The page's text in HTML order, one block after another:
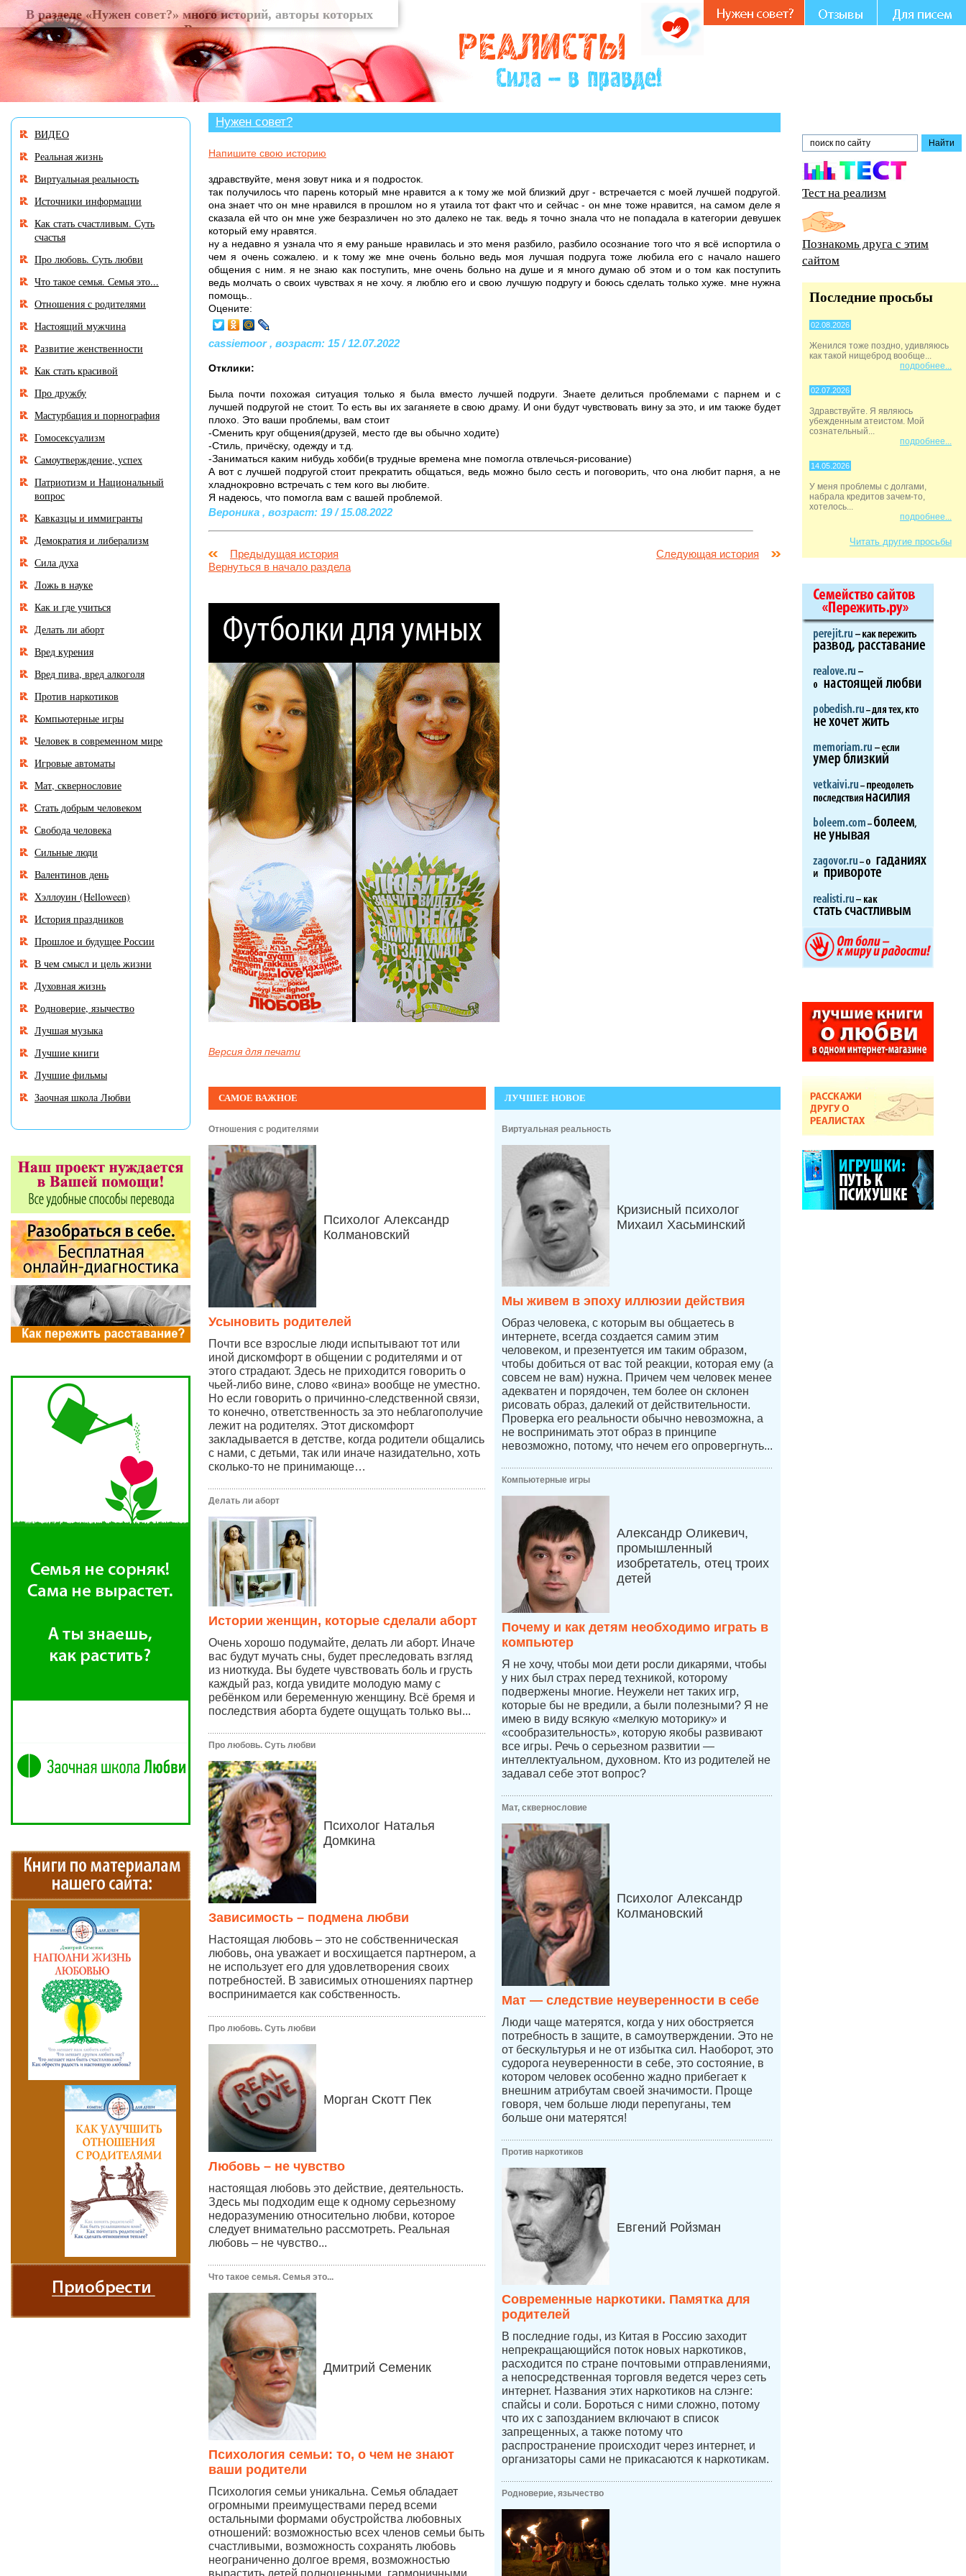
В разделе «Нужен совет?» много историй, авторы которых остро нуждаются в Вашем участии и совете.
Нужен совет?
Напишите свою историю
здравствуйте, меня зовут ника и я подросток.
так получилось что парень который мне нравится а к тому же мой близкий друг - встречается с моей лучшей подругой.
она знает что он мне нравился в прошлом но я утаила тот факт что и сейчас - он мне тоже нравится, на самом деле я
сказала ей что он мне уже безразличен но это далеко не так. ведь я точно знала что не попадала в категории девушек
который ему нравятся.
ну а недавно я узнала что я ему раньше нравилась и это меня разбило, разбило осознание того что я всё испортила о
чем я очень сожалею. и к тому же мне очень больно ведь моя лучшая подруга тоже любила его с начало нашего
общения с ним. я не знаю как поступить, мне очень больно на душе и я много думаю об этом и о том как поступить
ведь молчать о своих чувствах я не хочу. я люблю его и свою лучшую подругу и боюсь сделать только хуже. мне нужна
помощь..
Оцените:
cassiemoor , возраст: 15 / 12.07.2022
Отклики:
Была почти похожая ситуация только я была вместо лучшей подруги. Знаете делиться проблемами с парнем и с
лучшей подругой не стоит. То есть вы их заганяете в свою драму. И они будут чувствовать вину за это, и им также будет
плохо. Это ваши проблемы, вам стоит
-Сменить круг общения(друзей, место где вы обычно ходите)
-Стиль, причёску, одежду и т.д.
-Заниматься каким нибудь хобби(в трудные времена мне помогла отвлечься-рисование)
А вот с лучшей подругой стоит прекратить общаться, ведь можно было сесть и поговорить, что она любит парня, а не
хладнокровно встречать с тем кого вы любите.
Я надеюсь, что помогла вам с вашей проблемой.
Вероника , возраст: 19 / 15.08.2022
Предыдущая история
Следующая история
Вернуться в начало раздела
Версия для печати
САМОЕ ВАЖНОЕ
Отношения с родителями
Психолог Александр
Колмановский
Усыновить родителей
Почти все взрослые люди испытывают тот или
иной дискомфорт в общении с родителями и от
этого страдают. Здесь не приходится говорить о
чьей-либо вине, слово «вина» вообще не уместно.
Но если говорить о причинно-следственной связи,
то конечно, ответственность за это неблагополучие
лежит на родителях. Этот дискомфорт
закладывается в детстве, когда родители общались
с нами, с детьми, так или иначе назидательно, хоть
сколько-то не принимающе…
Делать ли аборт
Истории женщин, которые сделали аборт
Очень хорошо подумайте, делать ли аборт. Иначе
вас будут мучать сны, будет преследовать взгляд
из ниоткуда. Вы будете чувствовать боль и грусть
каждый раз, когда увидите молодую маму с
ребёнком или беременную женщину. Всё бремя и
последствия аборта будете ощущать только вы...
Про любовь. Суть любви
Психолог Наталья
Домкина
Зависимость – подмена любви
Настоящая любовь – это не собственническая
любовь, она уважает и восхищается партнером, а
не использует его для удовлетворения своих
потребностей. В зависимых отношениях партнер
воспринимается как собственность.
Про любовь. Суть любви
Морган Скотт Пек
Любовь – не чувство
настоящая любовь это действие, деятельность.
Здесь мы подходим еще к одному серьезному
недоразумению относительно любви, которое
следует внимательно рассмотреть. Реальная
любовь – не чувство...
Что такое семья. Семья это...
Дмитрий Семеник
Психология семьи: то, о чем не знают
ваши родители
Психология семьи уникальна. Семья обладает
огромными преимуществами перед всеми
остальными формами обустройства любовных
отношений: возможностью всех членов семьи быть
счастливыми, возможность сохранять любовь
неограниченно долгое время, возможностью
вырастить детей полноценными, гармоничными
ЛУЧШЕЕ НОВОЕ
Виртуальная реальность
Кризисный психолог
Михаил Хасьминский
Мы живем в эпоху иллюзии действия
Образ человека, с которым вы общаетесь в
интернете, всегда создается самим этим
человеком, и презентуется им таким образом,
чтобы добиться от вас той реакции, которая ему (а
совсем не вам) нужна. Причем чем человек менее
адекватен и порядочен, тем более он склонен
рисовать образ, далекий от действительности.
Проверка его реальности обычно невозможна, а
не воспринимать этот образ в принципе
невозможно, потому, что нечем его опровергнуть...
Компьютерные игры
Александр Оликевич,
промышленный
изобретатель, отец троих
детей
Почему и как детям необходимо играть в
компьютер
Я не хочу, чтобы мои дети росли дикарями, чтобы
у них был страх перед техникой, которому
подвержены многие. Неужели нет таких игр,
которые бы не вредили, а были полезными? Я не
имею в виду всякую «мелкую моторику» и
«сообразительность», которую якобы развивают
все игры. Речь о серьезном развитии —
интеллектуальном, духовном. Кто из родителей не
задавал себе этот вопрос?
Мат, сквернословие
Психолог Александр
Колмановский
Мат — следствие неуверенности в себе
Люди чаще матерятся, когда у них обостряется
потребность в защите, в самоутверждении. Это не
от бескультурья и не от избытка сил. Наоборот, это
судорога неуверенности в себе, это состояние, в
котором человек особенно жадно прибегает к
внешним атрибутам своей значимости. Проще
говоря, чем больше люди перепуганы, тем
больше они матерятся!
Против наркотиков
Евгений Ройзман
Современные наркотики. Памятка для
родителей
В последние годы, из Китая в Россию заходит
непрекращающийся поток новых наркотиков,
расходится по стране почтовыми отправлениями,
а непосредственная торговля ведется через сеть
интернет. Названия этих наркотиков на слэнге:
спайсы и соли. Бороться с ними сложно, потому
что их с запозданием включают в список
запрещенных, а также потому что
распространение происходит через интернет, и
организаторы сами не прикасаются к наркотикам.
Родноверие, язычество
ВИДЕО
Реальная жизнь
Виртуальная реальность
Источники информации
Как стать счастливым. Суть
счастья
Про любовь. Суть любви
Что такое семья. Семья это...
Отношения с родителями
Настоящий мужчина
Развитие женственности
Как стать красивой
Про дружбу
Мастурбация и порнография
Гомосексуализм
Самоутверждение, успех
Патриотизм и Национальный
вопрос
Кавказцы и иммигранты
Демократия и либерализм
Сила духа
Ложь в науке
Как и где учиться
Делать ли аборт
Вред курения
Вред пива, вред алкоголя
Против наркотиков
Компьютерные игры
Человек в современном мире
Игровые автоматы
Мат, сквернословие
Стать добрым человеком
Свобода человека
Сильные люди
Валентинов день
Хэллоуин (Helloween)
История праздников
Прошлое и будущее России
В чем смысл и цель жизни
Духовная жизнь
Родноверие, язычество
Лучшая музыка
Лучшие книги
Лучшие фильмы
Заочная школа Любви
Тест на реализм
Познакомь друга с этим
сайтом
Последние просьбы
02.08.2026
Женился тоже поздно, удивляюсь
как такой нищеброд вообще...
подробнее...
02.07.2026
Здравствуйте. Я являюсь
убежденным атеистом. Мой
сознательный...
подробнее...
14.05.2026
У меня проблемы с долгами,
набрала кредитов зачем-то,
хотелось...
подробнее...
Читать другие просьбы